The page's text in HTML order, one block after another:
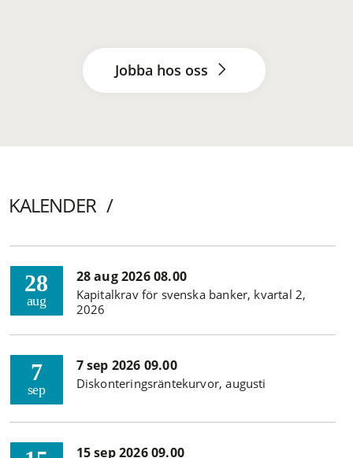
Jobba hos oss
KALENDER
28
aug
28 aug 2026 08.00
Kapitalkrav för svenska banker, kvartal 2,
2026
7
sep
7 sep 2026 09.00
Diskonteringsräntekurvor, augusti
15 sep 2026 09.00